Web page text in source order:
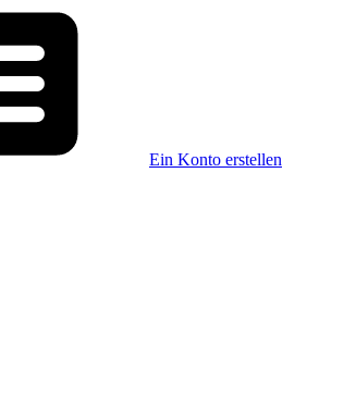
Ein Konto erstellen